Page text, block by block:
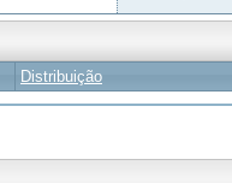
Distribuição